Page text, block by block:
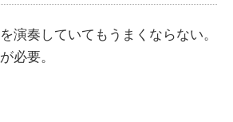
演奏していてもうまくならない。
必要。